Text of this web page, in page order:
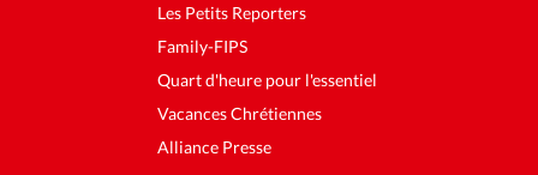
Les Petits Reporters
Family-FIPS
Quart d'heure pour l'essentiel
Vacances Chrétiennes
Alliance Presse